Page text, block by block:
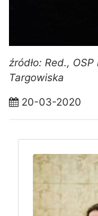
źródło: Red.,
Targowiska
20-03-2020